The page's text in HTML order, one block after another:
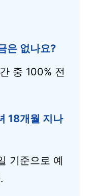
은 없나요?
중 100% 전
18개월 지나
기준으로 예